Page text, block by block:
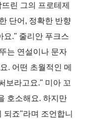
린 그의 프로테제
단어, 정확한 반향
요." 줄리안 푸크스
는 연설이나 문자
. 어떤 초월적인 메
보라고요." 미아 꼬
호소해요. 하지만
되죠"라며 조언합니